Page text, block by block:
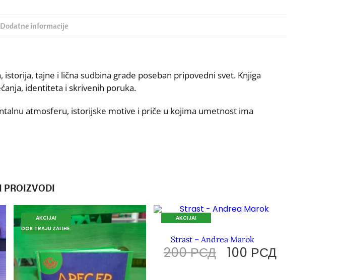
Dodatne informacije
tajne i lična sudbina grade poseban pripovedni svet. Knjiga
identiteta i skrivenih poruka.
atmosferu, istorijske motive i priče u kojima umetnost ima
PROIZVODI
AKCIJA!
DOK TRAJU ZALIHE.
AKCIJA!
Strast – Andrea Marok
200РСД 100 РСД